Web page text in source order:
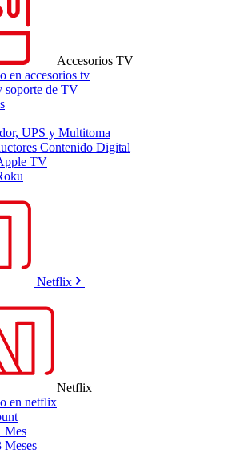
Accesorios TV
en accesorios tv
soporte de TV
UPS y Multitoma
Contenido Digital
TV
Netflix
Netflix
en netflix
Mes
Meses